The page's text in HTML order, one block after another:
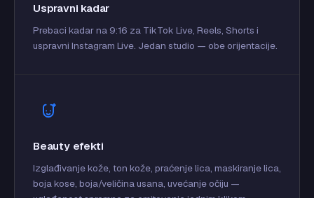
Uspravni kadar
Prebaci kadar na 9:16 za TikTok Live, Reels, Shorts i
uspravni Instagram Live. Jedan studio — obe orijentacije.
Beauty efekti
Izglađivanje kože, ton kože, praćenje lica, maskiranje lica,
boja kose, boja/veličina usana, uvećanje očiju —